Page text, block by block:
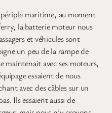
maritime, au moment
la batterie moteur nous
et véhicules sont
un peu de la rampe de
maintenait avec ses moteurs,
essaient de nous
avec des câbles sur un
Ils essaient aussi de